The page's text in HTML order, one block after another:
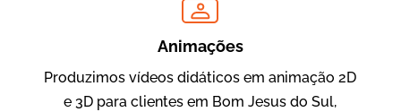
Vídeo Institucional
Animações
Produzimos vídeos didáticos em animação 2D
e 3D para clientes em Bom Jesus do Sul,